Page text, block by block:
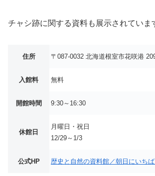
チャシ跡に関する資料も展示されていま
住所 〒087-0032 北海道根室市花咲港
入館料 無料
開館時間 9:30～16:30
休館日
月曜日・祝日
12/29～1/3
公式HP 歴史と自然の資料館／朝日にいち